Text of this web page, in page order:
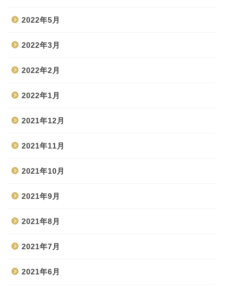
2022年5月
2022年3月
2022年2月
2022年1月
2021年12月
2021年11月
2021年10月
2021年9月
2021年8月
2021年7月
2021年6月